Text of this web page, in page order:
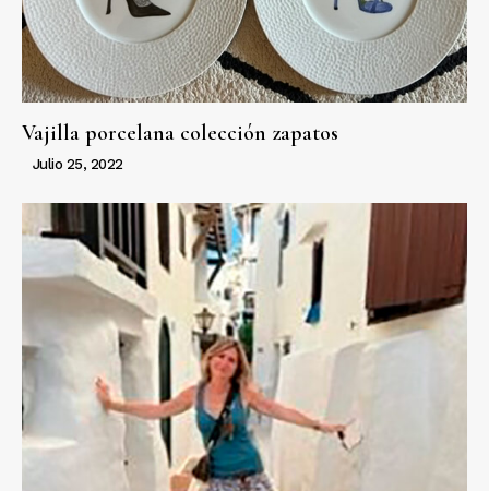
Vajilla porcelana colección zapatos
Julio 25, 2022